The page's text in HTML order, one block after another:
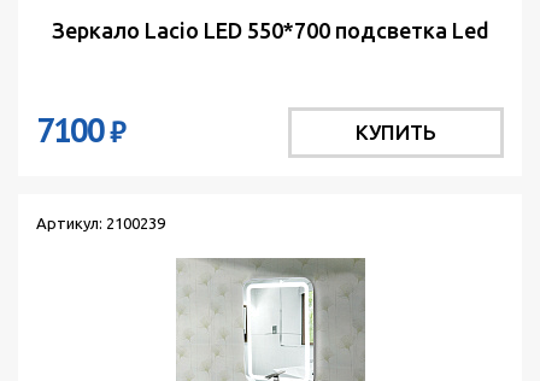
Зеркало Lacio LED 550*700 подсветка Led
7100₽ КУПИТЬ
Артикул: 2100239